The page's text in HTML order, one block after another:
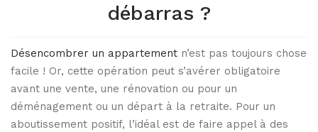
débarras ?
Désencombrer un appartement n’est pas toujours chose
facile ! Or, cette opération peut s’avérer obligatoire
avant une vente, une rénovation ou pour un
déménagement ou un départ à la retraite. Pour un
aboutissement positif, l’idéal est de faire appel à des